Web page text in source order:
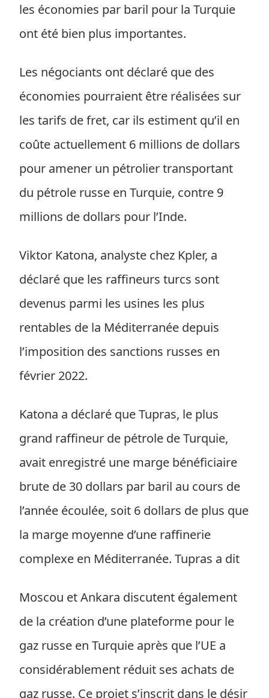
les économies par baril pour la Turquie
ont été bien plus importantes.
Les négociants ont déclaré que des
économies pourraient être réalisées sur
les tarifs de fret, car ils estiment qu’il en
coûte actuellement 6 millions de dollars
pour amener un pétrolier transportant
du pétrole russe en Turquie, contre 9
millions de dollars pour l’Inde.
Viktor Katona, analyste chez Kpler, a
déclaré que les raffineurs turcs sont
devenus parmi les usines les plus
rentables de la Méditerranée depuis
l’imposition des sanctions russes en
février 2022.
Katona a déclaré que Tupras, le plus
grand raffineur de pétrole de Turquie,
avait enregistré une marge bénéficiaire
brute de 30 dollars par baril au cours de
l’année écoulée, soit 6 dollars de plus que
la marge moyenne d’une raffinerie
complexe en Méditerranée. Tupras a dit
Moscou et Ankara discutent également
de la création d’une plateforme pour le
gaz russe en Turquie après que l’UE a
considérablement réduit ses achats de
gaz russe. Ce projet s’inscrit dans le désir